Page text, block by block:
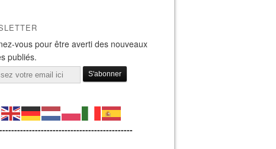
vous pour être averti des nouveaux
publiés.